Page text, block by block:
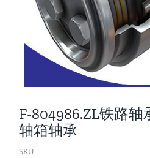
F-804986.ZL铁路轴
轴箱轴承
SKU